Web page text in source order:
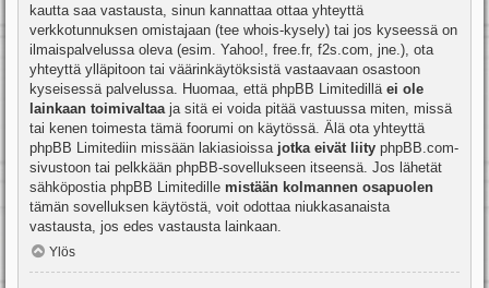
kautta saa vastausta, sinun kannattaa ottaa yhteyttä
verkkotunnuksen omistajaan (tee whois-kysely) tai jos kyseessä on
ilmaispalvelussa oleva (esim. Yahoo!, free.fr, f2s.com, jne.), ota
yhteyttä ylläpitoon tai väärinkäytöksistä vastaavaan osastoon
kyseisessä palvelussa. Huomaa, että phpBB Limitedillä ei ole
lainkaan toimivaltaa ja sitä ei voida pitää vastuussa miten, missä
tai kenen toimesta tämä foorumi on käytössä. Älä ota yhteyttä
phpBB Limitediin missään lakiasioissa jotka eivät liity phpBB.com-
sivustoon tai pelkkään phpBB-sovellukseen itseensä. Jos lähetät
sähköpostia phpBB Limitedille mistään kolmannen osapuolen
tämän sovelluksen käytöstä, voit odottaa niukkasanaista
vastausta, jos edes vastausta lainkaan.
Ylös